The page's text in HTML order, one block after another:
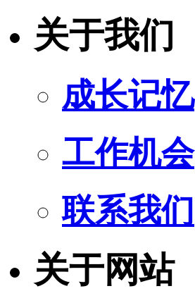
关于我们
成长记忆
工作机会
联系我们
关于网站